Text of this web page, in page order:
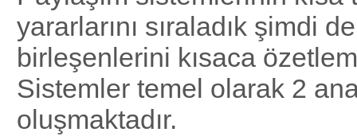
yararlarını sıraladık şimdi
birleşenlerini kısaca
Sistemler temel olarak 2
oluşmaktadır.